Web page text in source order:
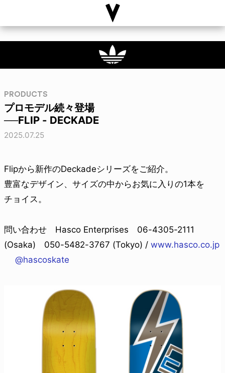
PRODUCTS
プロモデル続々登場
──FLIP - DECKADE
2025.07.25
Flipから新作のDeckadeシリーズをご紹介。
豊富なデザイン、サイズの中からお気に入りの1本を
チョイス。
問い合わせ Hasco Enterprises 06-4305-2111
(Osaka) 050-5482-3767 (Tokyo) / www.hasco.co.jp
@hascoskate